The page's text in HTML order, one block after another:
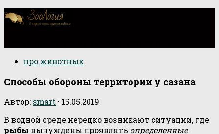
про животных
Способы обороны территории у сазана
Автор: smart · 15.05.2019
В водной среде нередко возникают ситуации, где
рыбы вынуждены проявлять определенные